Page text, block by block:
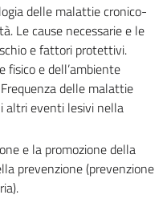
delle malattie cronico-
Le cause necessarie e le
e fattori protettivi.
fisico e dell’ambiente
delle malattie
altri eventi lesivi nella
e la promozione della
prevenzione (prevenzione